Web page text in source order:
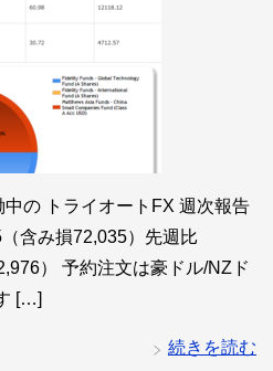
の トライオートFX 週次報告
含み損72,035）先週比
） 予約注文は豪ドル/NZド
[…]
続きを読む